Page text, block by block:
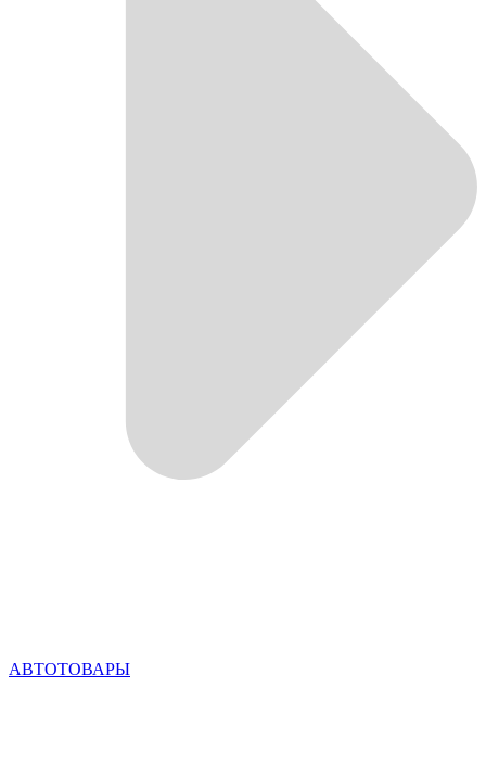
АВТОТОВАРЫ